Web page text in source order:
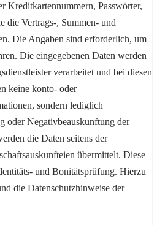
Kreditkartennummern, Passwörter,
die Vertrags-, Summen- und
Die Angaben sind erforderlich, um
Die eingegebenen Daten werden
verarbeitet und bei diesen
keine konto- oder
sondern lediglich
oder Negativbeauskunftung der
die Daten seitens der
übermittelt. Diese
und Bonitätsprüfung. Hierzu
die Datenschutzhinweise der